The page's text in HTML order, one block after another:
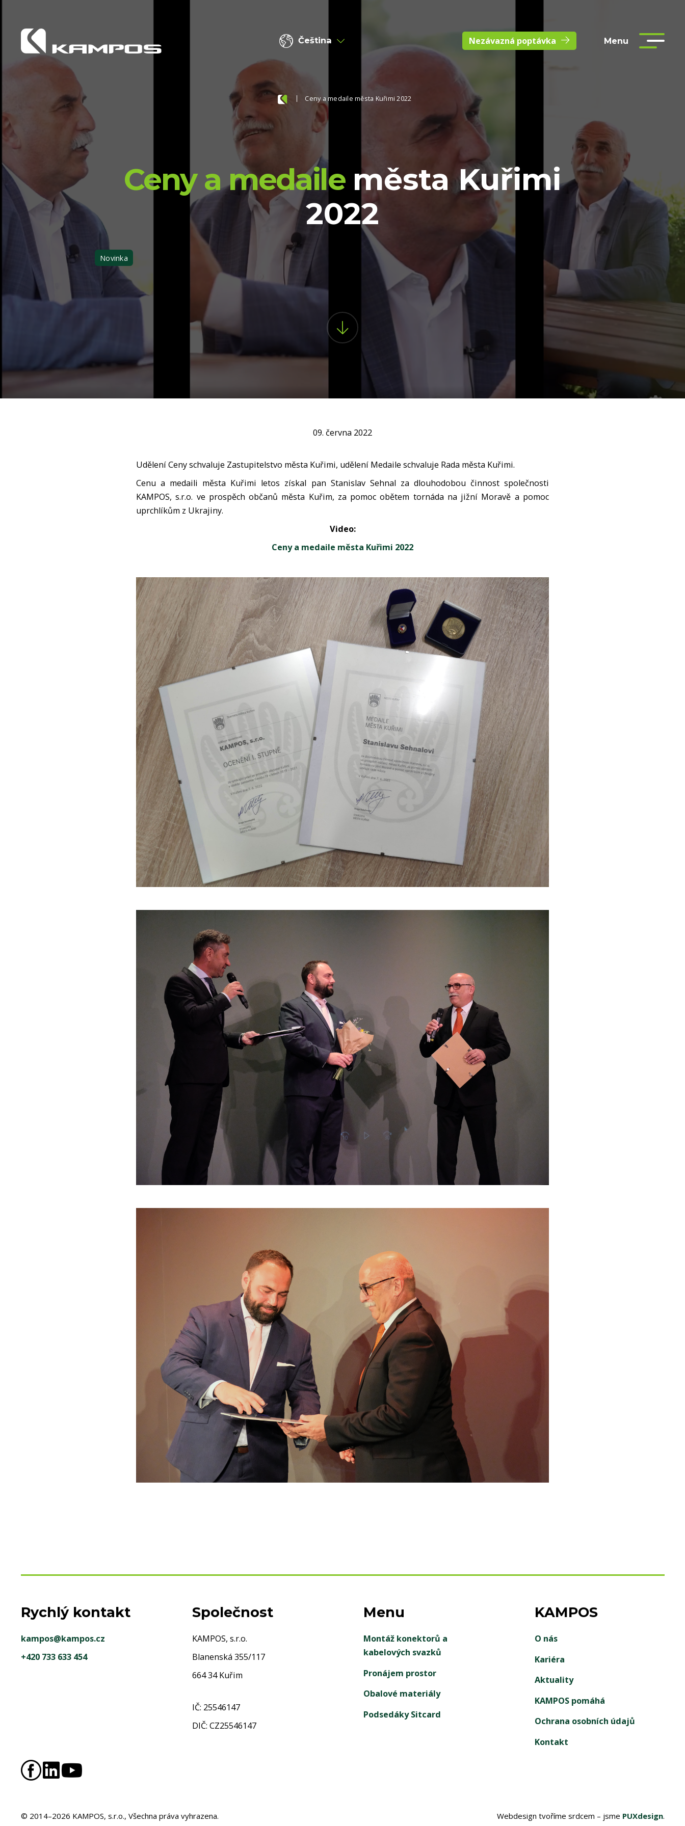
Čeština Nezávazná poptávka Menu
Ceny a medaile města Kuřimi 2022
Ceny a medaile města Kuřimi
2022
Novinka
09. června 2022
Udělení Ceny schvaluje Zastupitelstvo města Kuřimi, udělení Medaile schvaluje Rada města Kuřimi.
Cenu a medaili města Kuřimi letos získal pan Stanislav Sehnal za dlouhodobou činnost společnosti
KAMPOS, s.r.o. ve prospěch občanů města Kuřim, za pomoc obětem tornáda na jižní Moravě a pomoc
uprchlíkům z Ukrajiny.
Video:
Ceny a medaile města Kuřimi 2022
Rychlý kontakt
kampos@kampos.cz
+420 733 633 454
Společnost
KAMPOS, s.r.o.
Blanenská 355/117
664 34 Kuřim
IČ: 25546147
DIČ: CZ25546147
Menu
Montáž konektorů a
kabelových svazků
Pronájem prostor
Obalové materiály
Podsedáky Sitcard
KAMPOS
O nás
Kariéra
Aktuality
KAMPOS pomáhá
Ochrana osobních údajů
Kontakt
© 2014–2026 KAMPOS, s.r.o., Všechna práva vyhrazena. Webdesign tvoříme srdcem – jsme PUXdesign.